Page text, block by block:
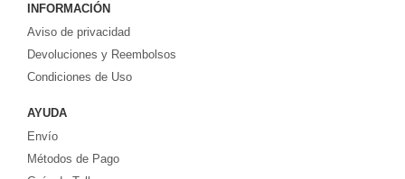
productos de camisetas de la NHL.
INFORMACIÓN
Aviso de privacidad
Devoluciones y Reembolsos
Condiciones de Uso
AYUDA
Envío
Métodos de Pago